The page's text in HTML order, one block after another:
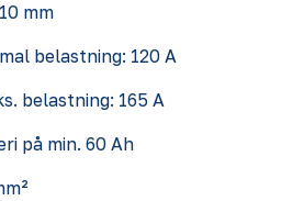
mm
belastning: 120 A
belastning: 165 A
på min. 60 Ah